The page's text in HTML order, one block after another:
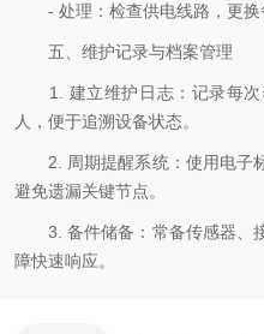
- 处理：检查供电线路，更换
五、维护记录与档案管理
1. 建立维护日志：记录每次
人，便于追溯设备状态。
2. 周期提醒系统：使用电子标
避免遗漏关键节点。
3. 备件储备：常备传感器、
障快速响应。